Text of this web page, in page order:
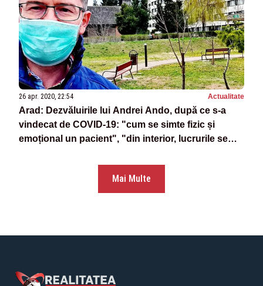
26 apr. 2020, 22:54 Actualitate
Arad: Dezvăluirile lui Andrei Ando, după ce s-a
vindecat de COVID-19: "cum se simte fizic și
emoțional un pacient", "din interior, lucrurile se
Strategică, aprecieri pentru medici, iar pentru
Mai Multe